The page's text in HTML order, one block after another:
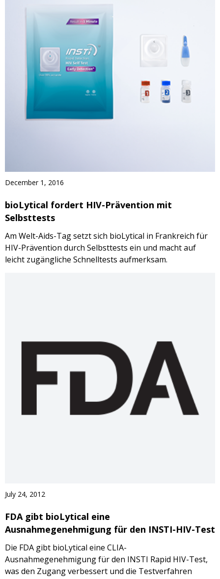
December 1, 2016
bioLytical fordert HIV-Prävention mit
Selbsttests
Am Welt-Aids-Tag setzt sich bioLytical in Frankreich für
HIV-Prävention durch Selbsttests ein und macht auf
leicht zugängliche Schnelltests aufmerksam.
July 24, 2012
FDA gibt bioLytical eine
Ausnahmegenehmigung für den INSTI-HIV-Test
Die FDA gibt bioLytical eine CLIA-
Ausnahmegenehmigung für den INSTI Rapid HIV-Test,
was den Zugang verbessert und die Testverfahren